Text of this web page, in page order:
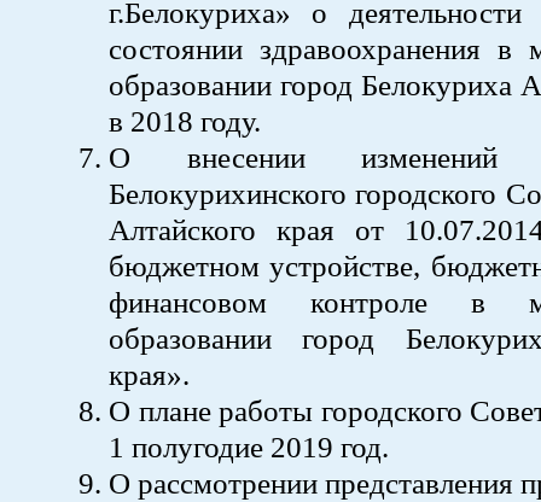
г.Белокуриха» о
состоянии здравоохранения в
образовании город Белокуриха
в 2018 году.
О внесении
Белокурихинского городского
Алтайского края от
бюджетном устройстве,
финансовом контроле в
образовании город
края».
О плане работы городского
1 полугодие 2019 год.
О рассмотрении представления